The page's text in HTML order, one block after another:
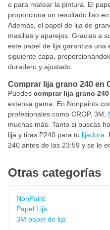
o para matear la pintura. El
proporciona un resultado liso
Además, el papel de lija de
masillas y aparejos. Gracias a
este papel de lija garantiza una
siguiente capa,
duradero y ajustado.
Comprar lija grano 240 en
Puedes comprar lija grano 240
extensa gama. En
profesionales como CROP, 3M,
muchas más. Tanto si buscas
lija y tiras P240 para tu lijadora
240 antes de las 23:59 y se le
Otras categorías
NonPaint
Papel Lija
3M papel de lija